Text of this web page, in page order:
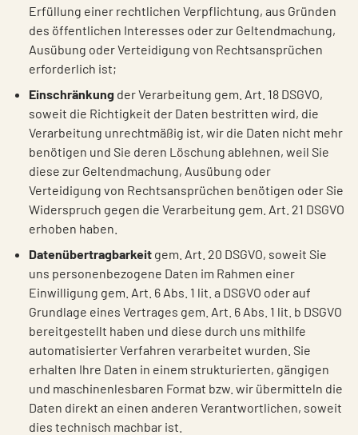
Erfüllung einer rechtlichen Verpflichtung, aus Gründen
des öffentlichen Interesses oder zur Geltendmachung,
Ausübung oder Verteidigung von Rechtsansprüchen
erforderlich ist;
Einschränkung der Verarbeitung gem. Art. 18 DSGVO,
soweit die Richtigkeit der Daten bestritten wird, die
Verarbeitung unrechtmäßig ist, wir die Daten nicht mehr
benötigen und Sie deren Löschung ablehnen, weil Sie
diese zur Geltendmachung, Ausübung oder
Verteidigung von Rechtsansprüchen benötigen oder Sie
Widerspruch gegen die Verarbeitung gem. Art. 21 DSGVO
erhoben haben.
Datenübertragbarkeit gem. Art. 20 DSGVO, soweit Sie
uns personenbezogene Daten im Rahmen einer
Einwilligung gem. Art. 6 Abs. 1 lit. a DSGVO oder auf
Grundlage eines Vertrages gem. Art. 6 Abs. 1 lit. b DSGVO
bereitgestellt haben und diese durch uns mithilfe
automatisierter Verfahren verarbeitet wurden. Sie
erhalten Ihre Daten in einem strukturierten, gängigen
und maschinenlesbaren Format bzw. wir übermitteln die
Daten direkt an einen anderen Verantwortlichen, soweit
dies technisch machbar ist.